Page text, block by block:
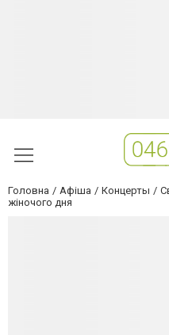
Головна Афіша Концерты
жіночого дня